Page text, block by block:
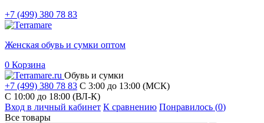
+7 (499) 380 78 83
Женская обувь и сумки оптом
0 Корзина
Обувь и сумки
+7 (499) 380 78 83 С 3:00 до 13:00 (МСК)
C 10:00 до 18:00 (ВЛ-К)
Вход в личный кабинет К сравнению Понравилось (0)
Все товары